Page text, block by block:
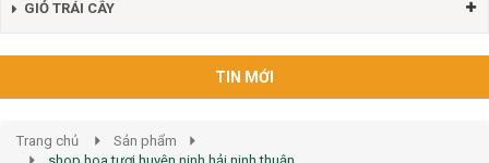
Trang chủ
Sản phẩm